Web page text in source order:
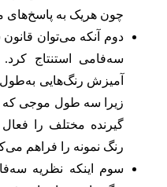
چون هریک به پاسخ‌های متفاوتی در ۳
دوم آنکه می‌توان
سه‌فامی استنتاج
آمیزش رنگ‌هایی به‌طول
زیرا سه طول موجی که
گیرنده مختلف را
رنگ نمونه را فراهم
سوم اینکه نظریه